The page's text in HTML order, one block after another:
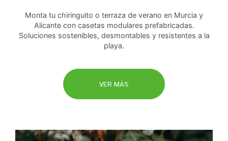
Monta tu chiringuito o terraza de verano en Murcia y
Alicante con casetas modulares prefabricadas.
Soluciones sostenibles, desmontables y resistentes a la
playa.
VER MÁS